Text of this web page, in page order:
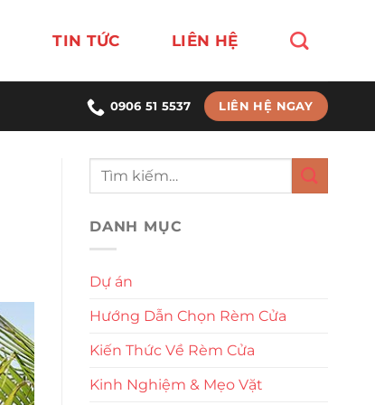
TIN TỨC LIÊN HỆ
0906 51 5537 LIÊN HỆ NGAY
DANH MỤC
Dự án
Hướng Dẫn Chọn Rèm Cửa
Kiến Thức Về Rèm Cửa
Kinh Nghiệm & Mẹo Vặt